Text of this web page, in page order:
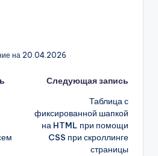
на 20.04.2026
Следующая запись
Таблица с
фиксированной шапкой
на HTML при помощи
CSS при скроллинге
страницы